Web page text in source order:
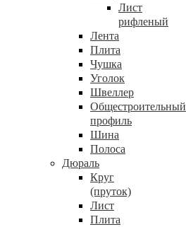
Лист
рифленый
Лента
Плита
Чушка
Уголок
Швеллер
Общестроительный
профиль
Шина
Полоса
Дюраль
Круг
(пруток)
Лист
Плита